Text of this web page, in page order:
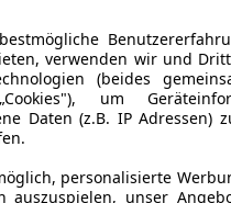
verwenden wir und
(beides
um
Daten (z.B. IP Adressen)
personalisierte
auszuspielen, unser